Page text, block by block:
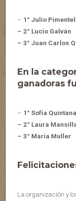
– 1° Julio Pimentel
– 2° Lucio Galván
– 3° Juan Carlos
En la
ganadoras
– 1° Sofía Quintana
– 2° Laura
– 3° María Muller
La organización y